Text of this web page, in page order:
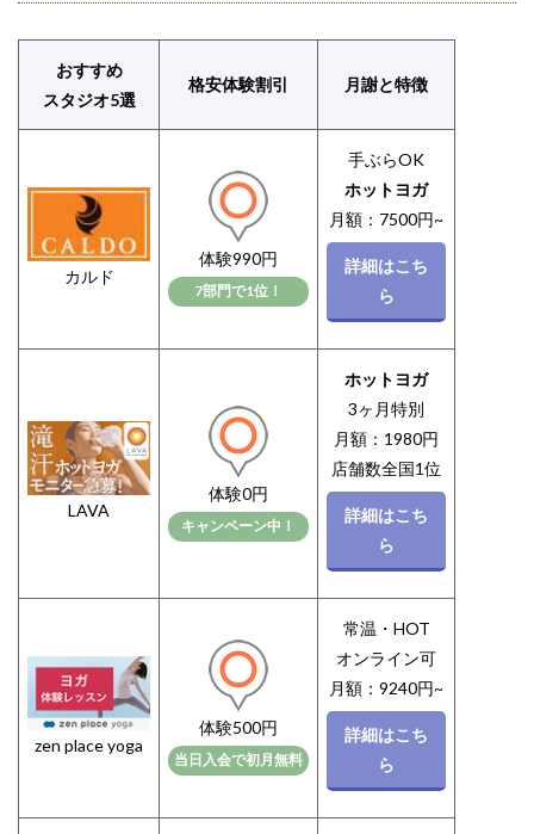
おすすめ
スタジオ5選
格安体験割引 月謝と特徴
カルド
体験990円
7部門で1位！
手ぶらOK
ホットヨガ
月額：7500円~
詳細はこち
ら
LAVA
体験0円
キャンペーン中！
ホットヨガ
3ヶ月特別
月額：1980円
店舗数全国1位
詳細はこち
ら
zen place yoga
体験500円
当日入会で初月無料
常温・HOT
オンライン可
月額：9240円~
詳細はこち
ら